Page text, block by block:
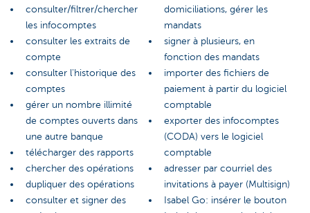
consulter/filtrer/chercher
les infocomptes
consulter les extraits de
compte
consulter l'historique des
comptes
gérer un nombre illimité
de comptes ouverts dans
une autre banque
télécharger des rapports
chercher des opérations
dupliquer des opérations
consulter et signer des
domiciliations, gérer les
mandats
signer à plusieurs, en
fonction des mandats
importer des fichiers de
paiement à partir du logiciel
comptable
exporter des infocomptes
(CODA) vers le logiciel
comptable
adresser par courriel des
invitations à payer (Multisign)
Isabel Go: insérer le bouton